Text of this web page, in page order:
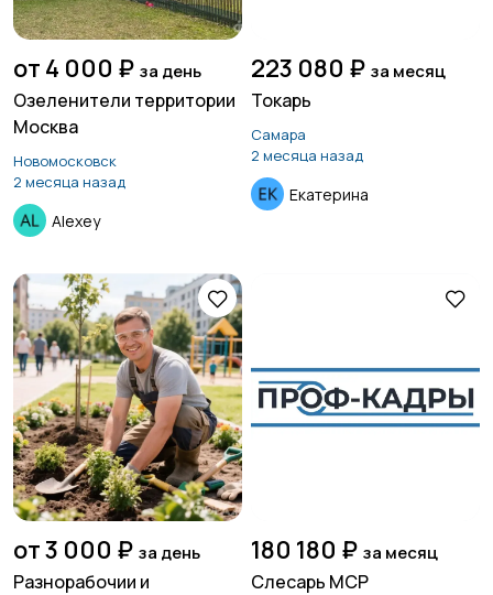
от 4 000 ₽ за день
Озеленители территории
Москва
Новомосковск
2 месяца назад
Alexey
223 080 ₽ за месяц
Токарь
Самара
2 месяца назад
Екатерина
от 3 000 ₽ за день
Разнорабочии и
180 180 ₽ за месяц
Слесарь МСР